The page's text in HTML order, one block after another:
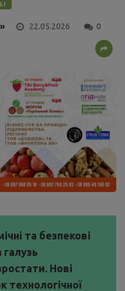
22.05.2026 0
та безпекові
галузь
Нові
технологічної